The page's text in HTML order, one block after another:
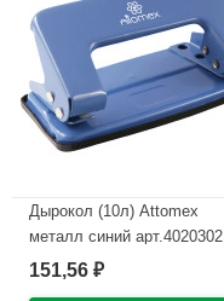
Дырокол (10л) Attomex
металл синий арт.4020302
В наличии
151,56 ₽